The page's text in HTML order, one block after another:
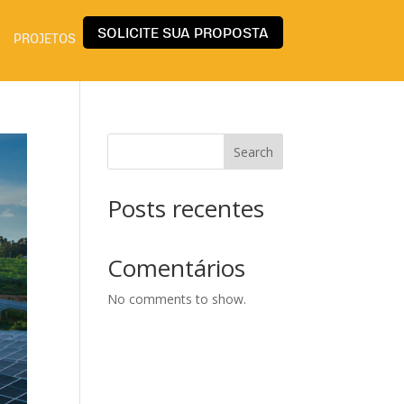
PROJETOS SOLICITE SUA PROPOSTA
Search
Posts recentes
Comentários
No comments to show.